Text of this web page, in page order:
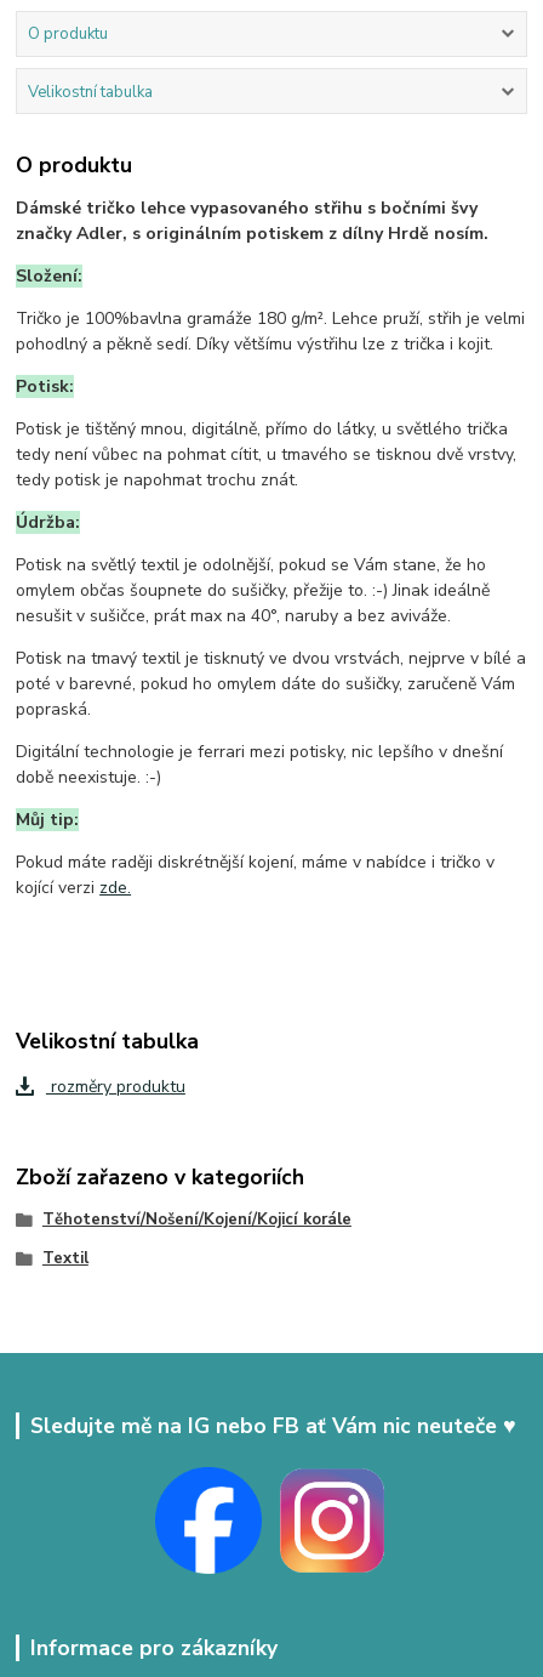
O produktu
Velikostní tabulka
O produktu
Dámské tričko lehce vypasovaného střihu s bočními švy
značky Adler, s originálním potiskem z dílny Hrdě nosím.
Složení:
Tričko je 100%bavlna gramáže 180 g/m². Lehce pruží, střih je velmi
pohodlný a pěkně sedí. Díky většímu výstřihu lze z trička i kojit.
Potisk:
Potisk je tištěný mnou, digitálně, přímo do látky, u světlého trička
tedy není vůbec na pohmat cítit, u tmavého se tisknou dvě vrstvy,
tedy potisk je napohmat trochu znát.
Údržba:
Potisk na světlý textil je odolnější, pokud se Vám stane, že ho
omylem občas šoupnete do sušičky, přežije to. :-) Jinak ideálně
nesušit v sušičce, prát max na 40°, naruby a bez aviváže.
Potisk na tmavý textil je tisknutý ve dvou vrstvách, nejprve v bílé a
poté v barevné, pokud ho omylem dáte do sušičky, zaručeně Vám
popraská.
Digitální technologie je ferrari mezi potisky, nic lepšího v dnešní
době neexistuje. :-)
Můj tip:
Pokud máte raději diskrétnější kojení, máme v nabídce i tričko v
kojící verzi zde.
Velikostní tabulka
rozměry produktu
Zboží zařazeno v kategoriích
Těhotenství/Nošení/Kojení/Kojicí korále
Textil
Sledujte mě na IG nebo FB ať Vám nic neuteče ♥
Informace pro zákazníky